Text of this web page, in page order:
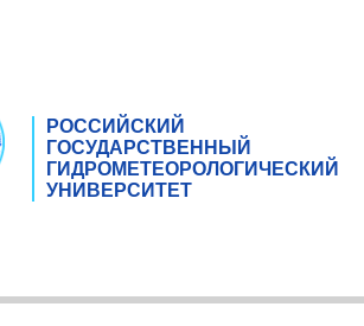
РОССИЙСКИЙ
ГОСУДАРСТВЕННЫЙ
ГИДРОМЕТЕОРОЛОГИЧЕСКИЙ
УНИВЕРСИТЕТ